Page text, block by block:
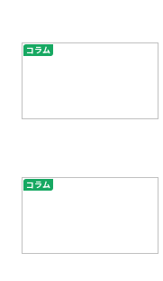
コラム
コラム